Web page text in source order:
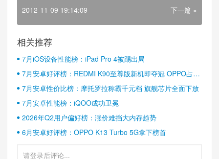
2012-11-09 19:14:09 下一篇 »
相关推荐
7月iOS设备性能榜：iPad Pro 4被踢出局
7月安卓好评榜：REDMI K90至尊版新机即夺冠 OPPO占据
半壁江山
7月安卓性价比榜：摩托罗拉称霸千元档 旗舰芯片全面下放
7月安卓性能榜：iQOO成功卫冕
2026年Q2用户偏好榜：涨价难挡大内存趋势
6月安卓好评榜：OPPO K13 Turbo 5G拿下榜首